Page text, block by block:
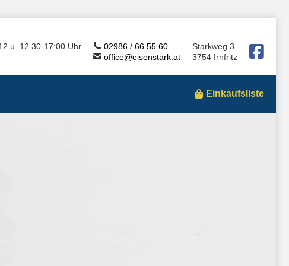
u. 12.30-17:00 Uhr
02986 / 66 55 60
office@eisenstark.at
Starkweg 3
3754 Irnfritz
Einkaufsliste